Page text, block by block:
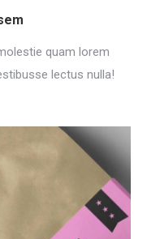
quam lorem
lectus nulla!